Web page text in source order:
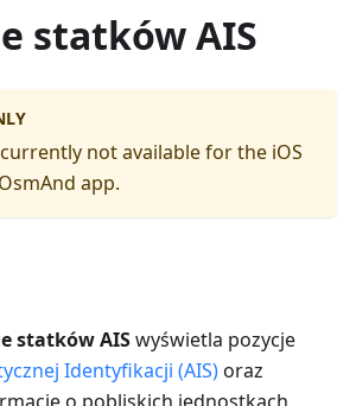
statków AIS
not available for the iOS
app.
statków AISwyświetla pozycje
Identyfikacji (AIS)oraz